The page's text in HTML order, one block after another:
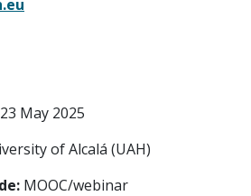
May 2025
of Alcalá (UAH)
MOOC/webinar